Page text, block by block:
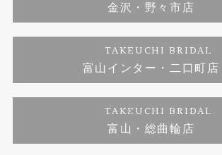
ジュエリーリフォーム
福井指輪工房｜手作りペアリング
福井指輪工房｜手作り結婚指輪 and 婚約指輪
福井工房｜手作り婚約指輪プロポーズプラン
プライバシーポリシー金沢・野々市店
TAKEUCHI BRIDAL
富山インター・二口町店
TAKEUCHI BRIDAL
富山・総曲輪店